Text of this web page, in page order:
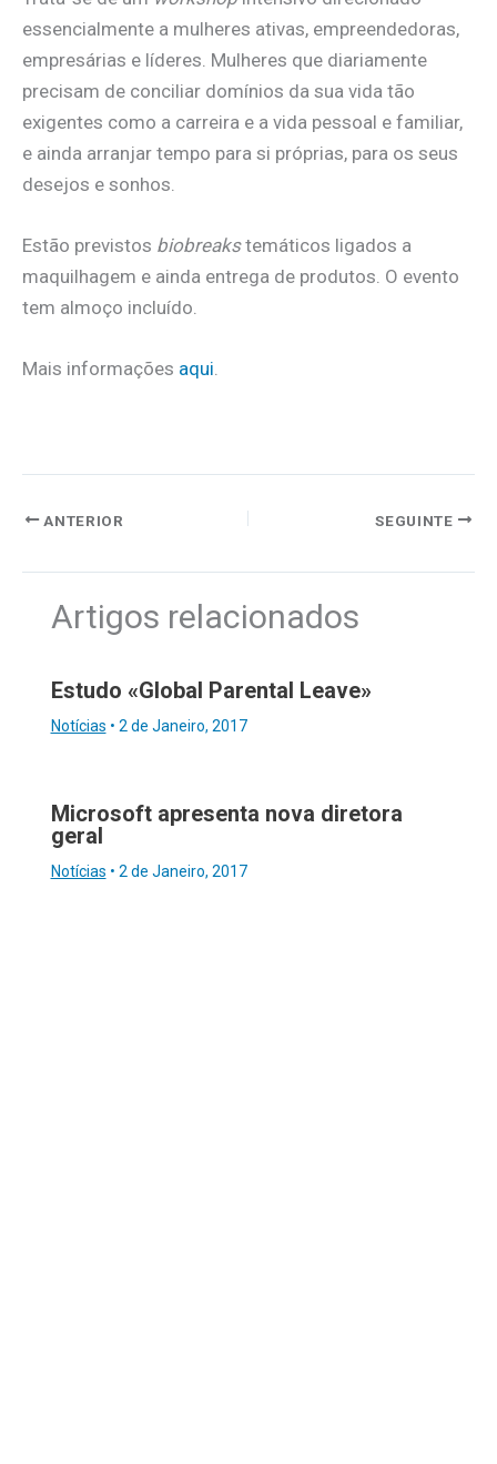
essencialmente a mulheres ativas, empreendedoras,
empresárias e líderes. Mulheres que diariamente
precisam de conciliar domínios da sua vida tão
exigentes como a carreira e a vida pessoal e familiar,
e ainda arranjar tempo para si próprias, para os seus
desejos e sonhos.
Estão previstos biobreakstemáticos ligados a
maquilhagem e ainda entrega de produtos. O evento
tem almoço incluído.
Mais informações aqui.
ANTERIOR SEGUINTE
Artigos relacionados
Estudo «Global Parental Leave»
Notícias • 2 de Janeiro, 2017
Microsoft apresenta nova diretora
geral
Notícias • 2 de Janeiro, 2017